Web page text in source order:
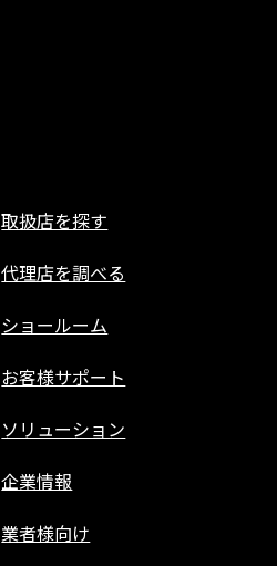
取扱店を探す
代理店を調べる
ショールーム
お客様サポート
ソリューション
企業情報
業者様向け